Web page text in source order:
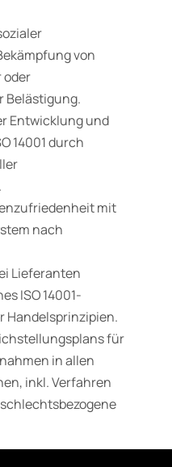
von
oder
Belästigung.
Entwicklung und
14001 durch
mit
nach
Lieferanten
ISO 14001-
Handelsprinzipien.
für
in allen
inkl. Verfahren